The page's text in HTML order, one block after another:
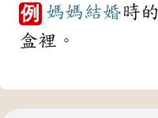
例 媽媽結婚時的
盒裡。